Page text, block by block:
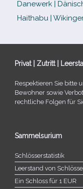
Danewerk |
Haithabu |
Privat | Zutritt |
Respektieren Sie bitte
Bewohner sowie
recht­li­che Folgen für
Sammelsurium
Schlösserstatistik
Leerstand von
Ein Schloss für 1 EUR